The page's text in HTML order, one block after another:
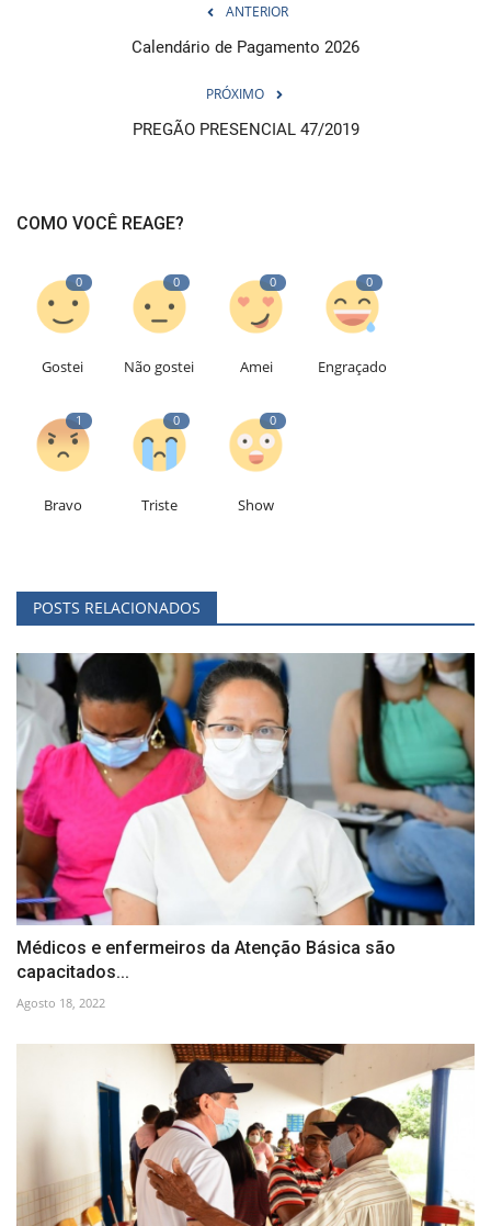
ANTERIOR
Calendário de Pagamento 2026
PRÓXIMO
PREGÃO PRESENCIAL 47/2019
COMO VOCÊ REAGE?
0
Gostei
0
Não gostei
0
Amei
0
Engraçado
1
Bravo
0
Triste
0
Show
POSTS RELACIONADOS
Médicos e enfermeiros da Atenção Básica são
capacitados...
Agosto 18, 2022